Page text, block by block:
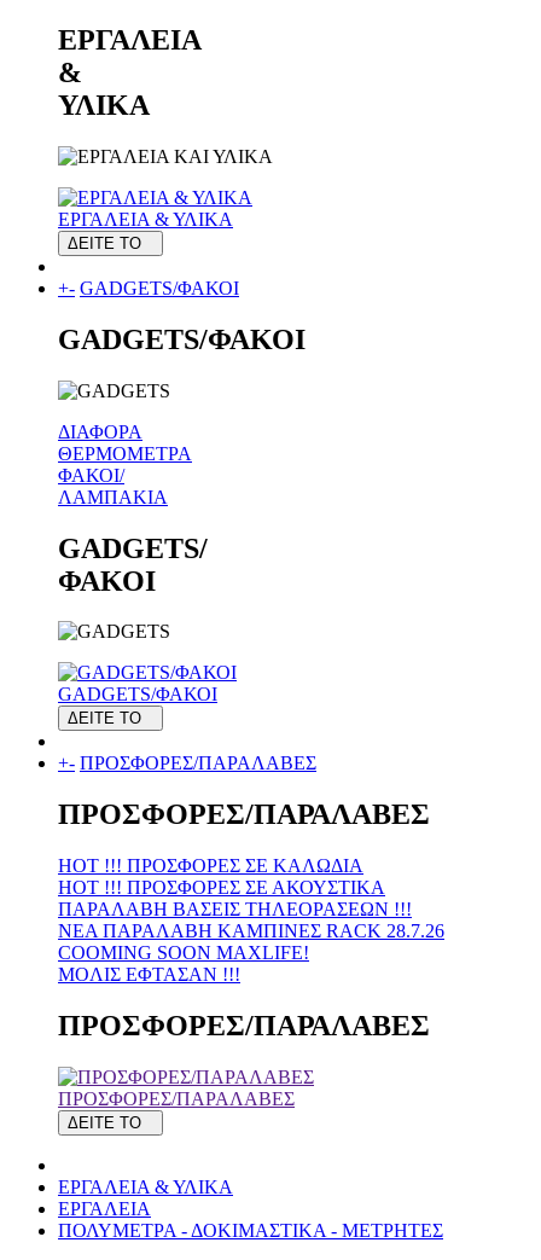
ΕΡΓΑΛΕΙΑ
&
ΥΛΙΚΑ
ΕΡΓΑΛΕΙΑ & ΥΛΙΚΑ
ΔΕΙΤΕ ΤΟ
+- GADGETS/ΦΑΚΟΙ
GADGETS/ΦΑΚΟΙ
ΔΙΑΦΟΡΑ
ΘΕΡΜΟΜΕΤΡΑ
ΦΑΚΟΙ/
ΛΑΜΠΑΚΙΑ
GADGETS/
ΦΑΚΟΙ
GADGETS/ΦΑΚΟΙ
ΔΕΙΤΕ ΤΟ
+- ΠΡΟΣΦΟΡΕΣ/ΠΑΡΑΛΑΒΕΣ
ΠΡΟΣΦΟΡΕΣ/ΠΑΡΑΛΑΒΕΣ
HOT !!! ΠΡΟΣΦΟΡΕΣ ΣΕ KAΛΩΔΙΑ
HOT !!! ΠΡΟΣΦΟΡΕΣ ΣΕ ΑΚΟΥΣΤΙΚΑ
ΠΑΡΑΛΑΒΗ ΒΑΣΕΙΣ ΤΗΛΕΟΡΑΣΕΩΝ !!!
ΝΕΑ ΠΑΡΑΛΑΒΗ KAMΠΙΝΕΣ RACK 28.7.26
COOMING SOON MAXLIFE!
MOΛΙΣ ΕΦΤΑΣΑΝ !!!
ΠΡΟΣΦΟΡΕΣ/ΠΑΡΑΛΑΒΕΣ
ΠΡΟΣΦΟΡΕΣ/ΠΑΡΑΛΑΒΕΣ
ΔΕΙΤΕ ΤΟ
ΕΡΓΑΛΕΙΑ & ΥΛΙΚΑ
ΕΡΓΑΛΕΙΑ
ΠΟΛΥΜΕΤΡΑ - ΔΟΚΙΜΑΣΤΙΚΑ - ΜΕΤΡΗΤΕΣ